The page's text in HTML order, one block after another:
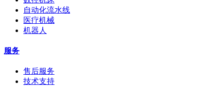
自动化流水线
医疗机械
机器人
服务
售后服务
技术支持